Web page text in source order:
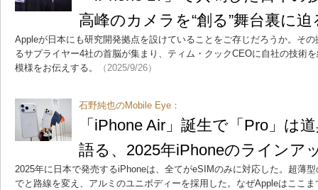
高峰のカメラを“創る”舞台裏に迫
Appleが日本にも研究開発拠点を設けていることをご存じだろうか。そ
るサプライヤー4社の首脳が集まり、ティム・クックCEOに自社の技術
模様をお伝えする。
（2025/9/26）
石野純也のMobile Eye：
「iPhone Air」誕生で「Pro」は
語る、2025年iPhoneのラインア
2025年に日本で発売するiPhoneは、全てがeSIMのみに対応した。超薄
でと路線を変え、アルミのユニボディーを採用した。なぜAppleはここ